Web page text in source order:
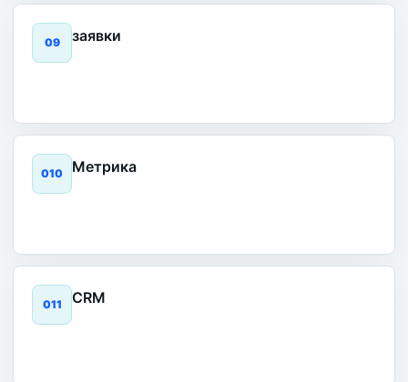
09 заявки
010 Метрика
011 CRM